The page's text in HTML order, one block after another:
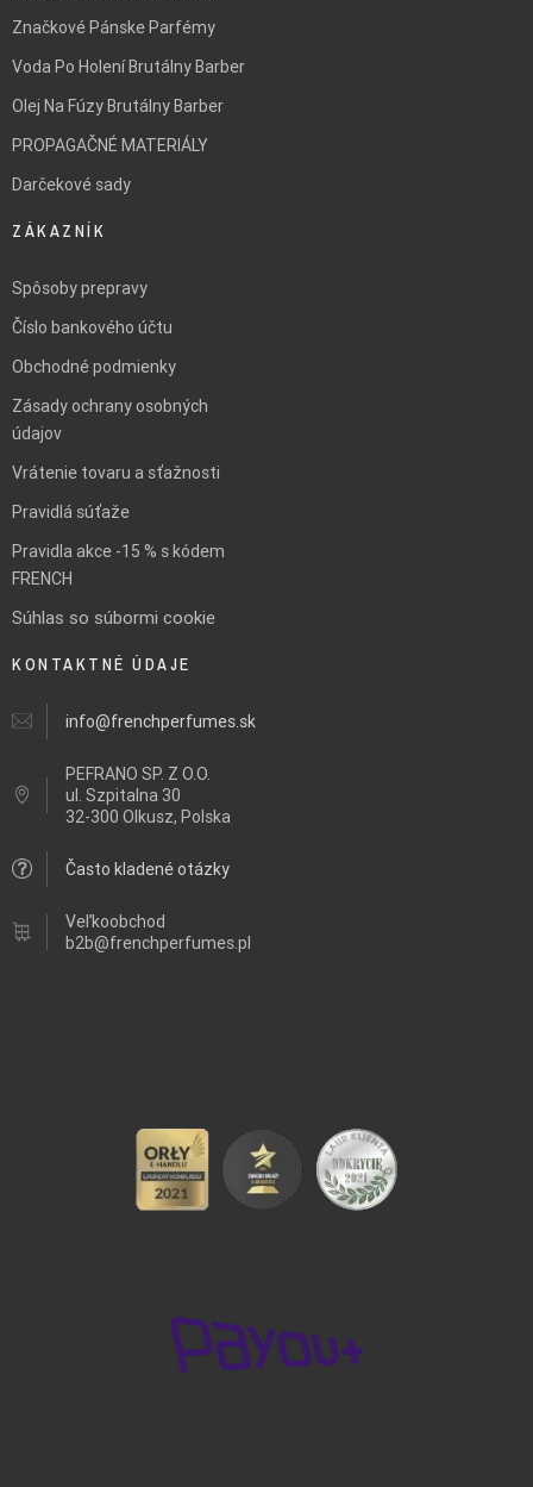
Značkové Pánske Parfémy
Voda Po Holení Brutálny Barber
Olej Na Fúzy Brutálny Barber
PROPAGAČNÉ MATERIÁLY
Darčekové sady
ZÁKAZNÍK
Spôsoby prepravy
Číslo bankového účtu
Obchodné podmienky
Zásady ochrany osobných
údajov
Vrátenie tovaru a sťažnosti
Pravidlá súťaže
Pravidla akce -15 % s kódem
FRENCH
Súhlas so súbormi cookie
KONTAKTNÉ ÚDAJE
info@frenchperfumes.sk
PEFRANO SP. Z O.O.
ul. Szpitalna 30
32-300 Olkusz, Polska
Často kladené otázky
Veľkoobchod
b2b@frenchperfumes.pl